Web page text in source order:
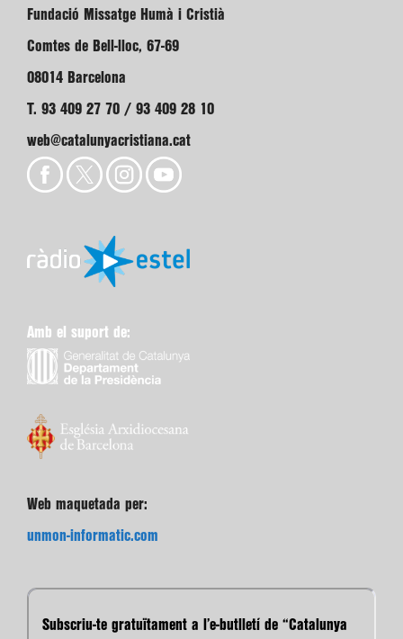
Fundació Missatge Humà i Cristià
Comtes de Bell-lloc, 67-69
08014 Barcelona
T. 93 409 27 70 / 93 409 28 10
web@catalunyacristiana.cat
Amb el suport de:
Web maquetada per:
unmon-informatic.com
Subscriu-te gratuïtament a l’e-butlletí de “Catalunya